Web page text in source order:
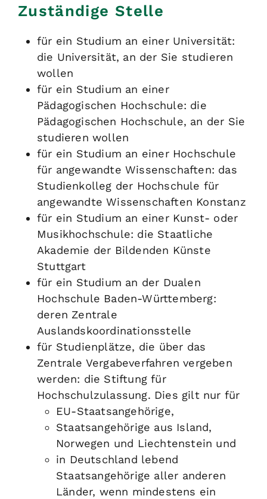
Zuständige Stelle
für ein Studium an einer Universität:
die Universität, an der Sie studieren
wollen
für ein Studium an einer
Pädagogischen Hochschule: die
Pädagogischen Hochschule, an der Sie
studieren wollen
für ein Studium an einer Hochschule
für angewandte Wissenschaften: das
Studienkolleg der Hochschule für
angewandte Wissenschaften Konstanz
für ein Studium an einer Kunst- oder
Musikhochschule: die Staatliche
Akademie der Bildenden Künste
Stuttgart
für ein Studium an der Dualen
Hochschule Baden-Württemberg:
deren Zentrale
Auslandskoordinationsstelle
für Studienplätze, die über das
Zentrale Vergabeverfahren vergeben
werden: die Stiftung für
Hochschulzulassung. Dies gilt nur für
EU-Staatsangehörige,
Staatsangehörige aus Island,
Norwegen und Liechtenstein und
in Deutschland lebend
Staatsangehörige aller anderen
Länder, wenn mindestens ein